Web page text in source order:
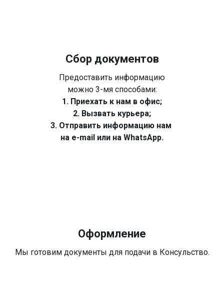
Сбор документов
Предоставить информацию
можно 3-мя способами:
1. Приехать к нам в офис;
2. Вызвать курьера;
3. Отправить информацию нам
на e-mail или на WhatsApp.
Оформление
Мы готовим документы для подачи в Консульство.